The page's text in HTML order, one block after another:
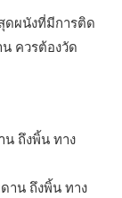
ดผนังที่มีการติด
ควรต้องวัด
น ถึงพิ้น ทาง
าน ถึงพิ้น ทาง